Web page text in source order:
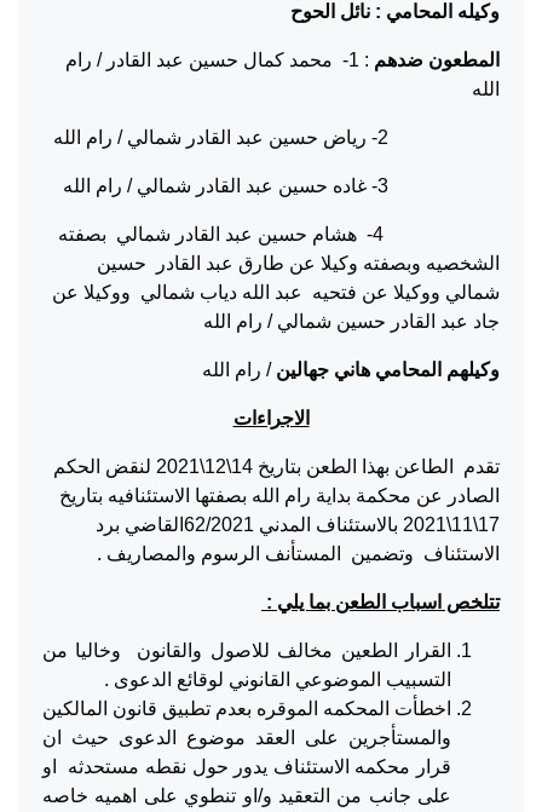
وكيله المحامي : نائل الحوح
المطعون ضدهم
: 1- محمد كمال حسين عبد القادر / رام
الله
4- هشام حسين عبد القادر شمالي بصفته
الشخصيه وبصفته وكيلا عن طارق عبد القادر حسين
شمالي ووكيلا عن فتحيه عبد الله دياب شمالي ووكيلا عن
جاد عبد القادر حسين شمالي / رام الله
وكيلهم المحامي هاني جهالين/ رام الله
الاجراءات
تقدم الطاعن بهذا الطعن بتاريخ 14\12\2021 لنقض الحكم
الصادر عن محكمة بداية رام الله بصفتها الاستئنافيه بتاريخ
17\11\2021 بالاستئناف المدني 62/2021القاضي برد
الاستئناف وتضمين المستأنف الرسوم والمصاريف .
تتلخص اسباب الطعن بما يلي :
القرار الطعين مخالف للاصول والقانون وخاليا من
التسبيب الموضوعي القانوني لوقائع الدعوى .
اخطأت المحكمه الموقره بعدم تطبيق قانون المالكين
والمستأجرين على العقد موضوع الدعوى حيث ان
قرار محكمه الاستئناف يدور حول نقطه مستحدثه او
على جانب من التعقيد و/او تنطوي على اهميه خاصه